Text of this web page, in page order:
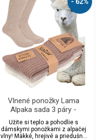
Vlnené ponožky Lama
Alpaka sada 3 páry -
dámske
Užite si teplo a pohodlie s
dámskymi ponožkami z alpačej
vlny! Mäkké, hrejivé a priedušné